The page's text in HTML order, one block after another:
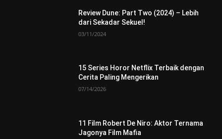
Review Dune: Part Two (2024) – Lebih
dari Sekadar Sekuel!
03/11/2024
15 Series Horor Netflix Terbaik dengan
Cerita Paling Mengerikan
07/14/2026
11 Film Robert De Niro: Aktor Ternama
Jagonya Film Mafia